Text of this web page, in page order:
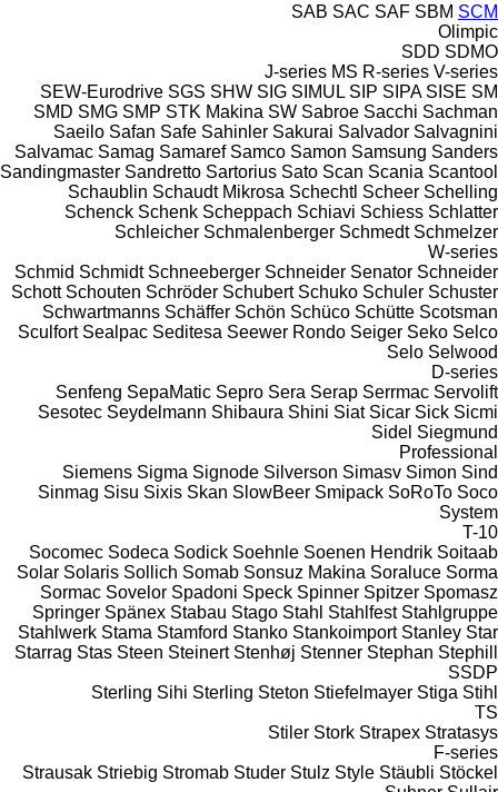
SAB SAC SAF SBM SCM
Olimpic
SDD SDMO
J-series MS R-series V-series
SEW-Eurodrive SGS SHW SIG SIMUL SIP SIPA SISE SM
SMD SMG SMP STK Makina SW Sabroe Sacchi Sachman
Saeilo Safan Safe Sahinler Sakurai Salvador Salvagnini
Salvamac Samag Samaref Samco Samon Samsung Sanders
Sandingmaster Sandretto Sartorius Sato Scan Scania Scantool
Schaublin Schaudt Mikrosa Schechtl Scheer Schelling
Schenck Schenk Scheppach Schiavi Schiess Schlatter
Schleicher Schmalenberger Schmedt Schmelzer
W-series
Schmid Schmidt Schneeberger Schneider Senator Schneider
Schott Schouten Schröder Schubert Schuko Schuler Schuster
Schwartmanns Schäffer Schön Schüco Schütte Scotsman
Sculfort Sealpac Seditesa Seewer Rondo Seiger Seko Selco
Selo Selwood
D-series
Senfeng SepaMatic Sepro Sera Serap Serrmac Servolift
Sesotec Seydelmann Shibaura Shini Siat Sicar Sick Sicmi
Sidel Siegmund
Professional
Siemens Sigma Signode Silverson Simasv Simon Sind
Sinmag Sisu Sixis Skan SlowBeer Smipack SoRoTo Soco
System
T-10
Socomec Sodeca Sodick Soehnle Soenen Hendrik Soitaab
Solar Solaris Sollich Somab Sonsuz Makina Soraluce Sorma
Sormac Sovelor Spadoni Speck Spinner Spitzer Spomasz
Springer Spänex Stabau Stago Stahl Stahlfest Stahlgruppe
Stahlwerk Stama Stamford Stanko Stankoimport Stanley Star
Starrag Stas Steen Steinert Stenhøj Stenner Stephan Stephill
SSDP
Sterling Sihi Sterling Steton Stiefelmayer Stiga Stihl
TS
Stiler Stork Strapex Stratasys
F-series
Strausak Striebig Stromab Studer Stulz Style Stäubli Stöckel